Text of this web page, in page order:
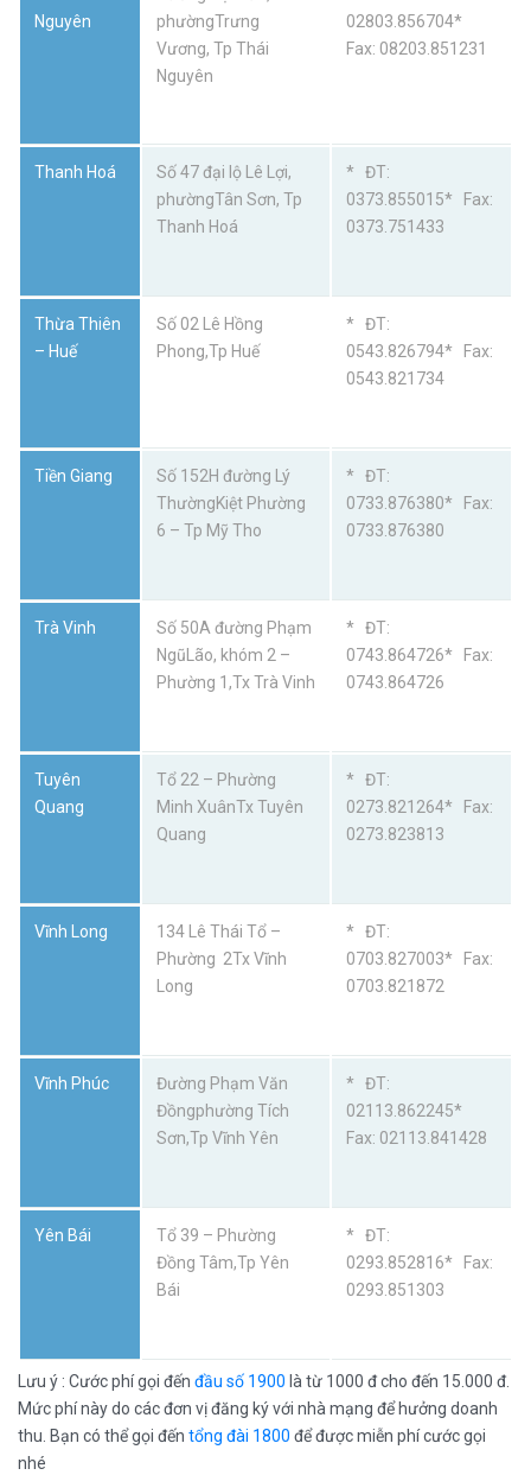
Nguyên
phườngTrưng
Vương, Tp Thái
Nguyên
02803.856704*
Fax: 08203.851231
Thanh Hoá
Số 47 đại lộ Lê Lợi,
phườngTân Sơn, Tp
Thanh Hoá
* ĐT:
0373.855015* Fax:
0373.751433
Thừa Thiên
– Huế
Số 02 Lê Hồng
Phong,Tp Huế
* ĐT:
0543.826794* Fax:
0543.821734
Tiền Giang
Số 152H đường Lý
ThườngKiệt Phường
6 – Tp Mỹ Tho
* ĐT:
0733.876380* Fax:
0733.876380
Trà Vinh
Số 50A đường Phạm
NgũLão, khóm 2 –
Phường 1,Tx Trà Vinh
* ĐT:
0743.864726* Fax:
0743.864726
Tuyên
Quang
Tổ 22 – Phường
Minh XuânTx Tuyên
Quang
* ĐT:
0273.821264* Fax:
0273.823813
Vĩnh Long
134 Lê Thái Tổ –
Phường 2Tx Vĩnh
Long
* ĐT:
0703.827003* Fax:
0703.821872
Vĩnh Phúc
Đường Phạm Văn
Đồngphường Tích
Sơn,Tp Vĩnh Yên
* ĐT:
02113.862245*
Fax: 02113.841428
Yên Bái
Tổ 39 – Phường
Đồng Tâm,Tp Yên
Bái
* ĐT:
0293.852816* Fax:
0293.851303
Lưu ý : Cước phí gọi đến đầu số 1900 là từ 1000 đ cho đến 15.000 đ.
Mức phí này do các đơn vị đăng ký với nhà mạng để hưởng doanh
thu. Bạn có thể gọi đến tổng đài 1800 để được miễn phí cước gọi
nhé